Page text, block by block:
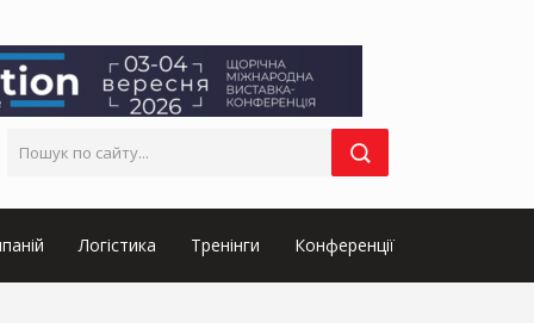
Логістика Тренінги Конференції